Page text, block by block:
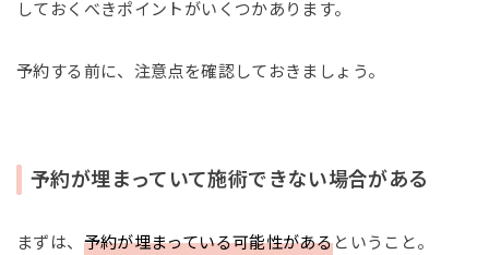
しておくべきポイントがいくつかあります。
予約する前に、注意点を確認しておきましょう。
予約が埋まっていて施術できない場合がある
まずは、 予約が埋まっている可能性があるということ。